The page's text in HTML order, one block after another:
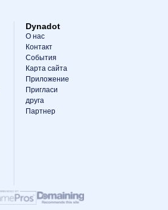
Dynadot
О нас
Контакт
События
Карта сайта
Приложение
Пригласи
друга
Партнер